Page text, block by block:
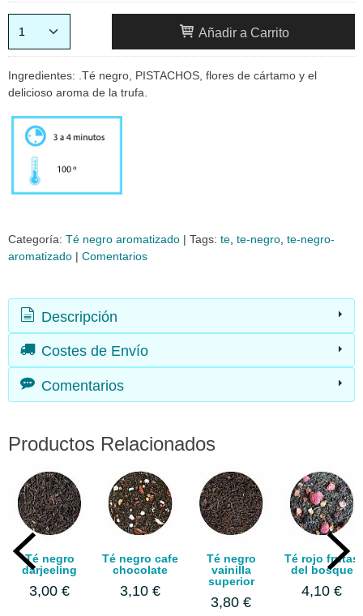
Añadir a Carrito
Ingredientes: .Té negro, PISTACHOS, flores de cártamo y el
delicioso aroma de la trufa.
Categoría: Té negro aromatizado | Tags: te te-negro te-negro-
aromatizado | Comentarios
Descripción
Costes de Envío
Comentarios
Productos Relacionados
Té negro
darjeeling
3,00 €
Té negro cafe
chocolate
3,10 €
Té negro
vainilla
superior
3,80 €
Té rojo frutas
del bosque
4,10 €